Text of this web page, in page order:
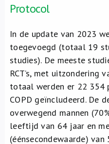
Protocol
In de update van 2023
toegevoegd (totaal 19
studies). De meeste
RCT’s, met uitzondering
totaal werden er 22 354
COPD geïncludeerd. De
overwegend mannen
leeftijd van 64 jaar en
(éénsecondewaarde)